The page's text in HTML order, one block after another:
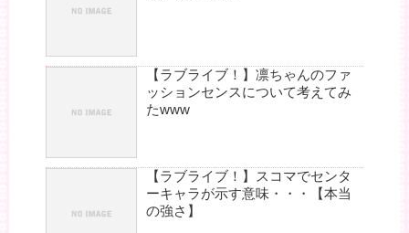
【ラブライブ！】凛ちゃんのファ
ッションセンスについて考えてみ
たwww
【ラブライブ！】スコマでセンタ
ーキャラが示す意味・・・【本当
の強さ】